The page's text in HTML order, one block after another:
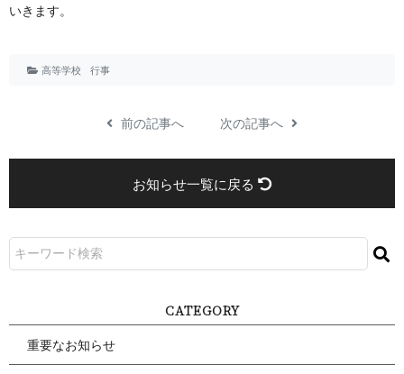
いきます。
高等学校 行事
前の記事へ 次の記事へ
お知らせ一覧に戻る
CATEGORY
重要なお知らせ